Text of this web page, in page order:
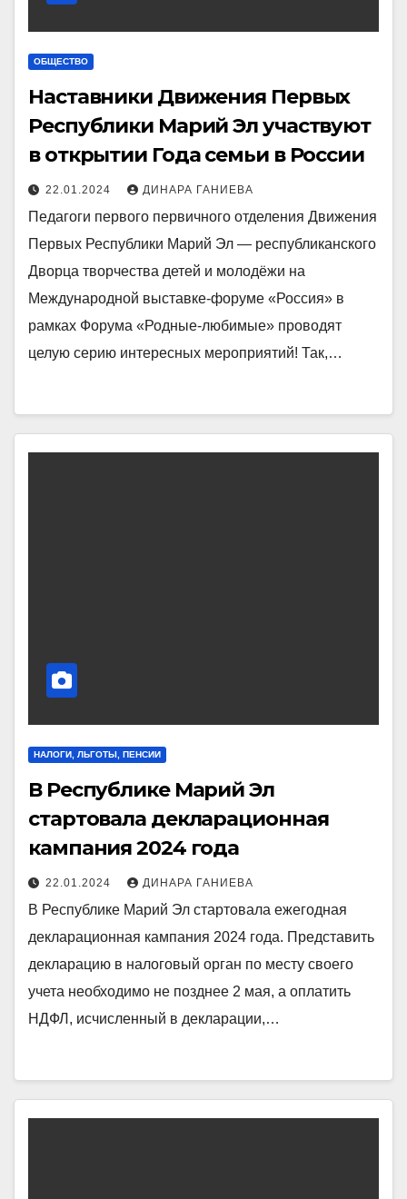
ОБЩЕСТВО
Наставники Движения Первых
Республики Марий Эл участвуют
в открытии Года семьи в России
22.01.2024 ДИНАРА ГАНИЕВА
Педагоги первого первичного отделения Движения
Первых Республики Марий Эл — республиканского
Дворца творчества детей и молодёжи на
Международной выставке-форуме «Россия» в
рамках Форума «Родные-любимые» проводят
целую серию интересных мероприятий! Так,…
НАЛОГИ, ЛЬГОТЫ, ПЕНСИИ
В Республике Марий Эл
стартовала декларационная
кампания 2024 года
22.01.2024 ДИНАРА ГАНИЕВА
В Республике Марий Эл стартовала ежегодная
декларационная кампания 2024 года. Представить
декларацию в налоговый орган по месту своего
учета необходимо не позднее 2 мая, а оплатить
НДФЛ, исчисленный в декларации,…